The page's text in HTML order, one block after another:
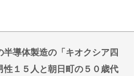
導体製造の「キオクシア四
性１５人と朝日町の５０歳代